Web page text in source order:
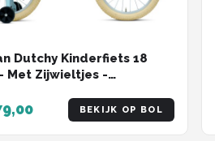
Dutchy Kinderfiets 18
Met Zijwieltjes -
& V-Brake -
BEKIJK OP BOL